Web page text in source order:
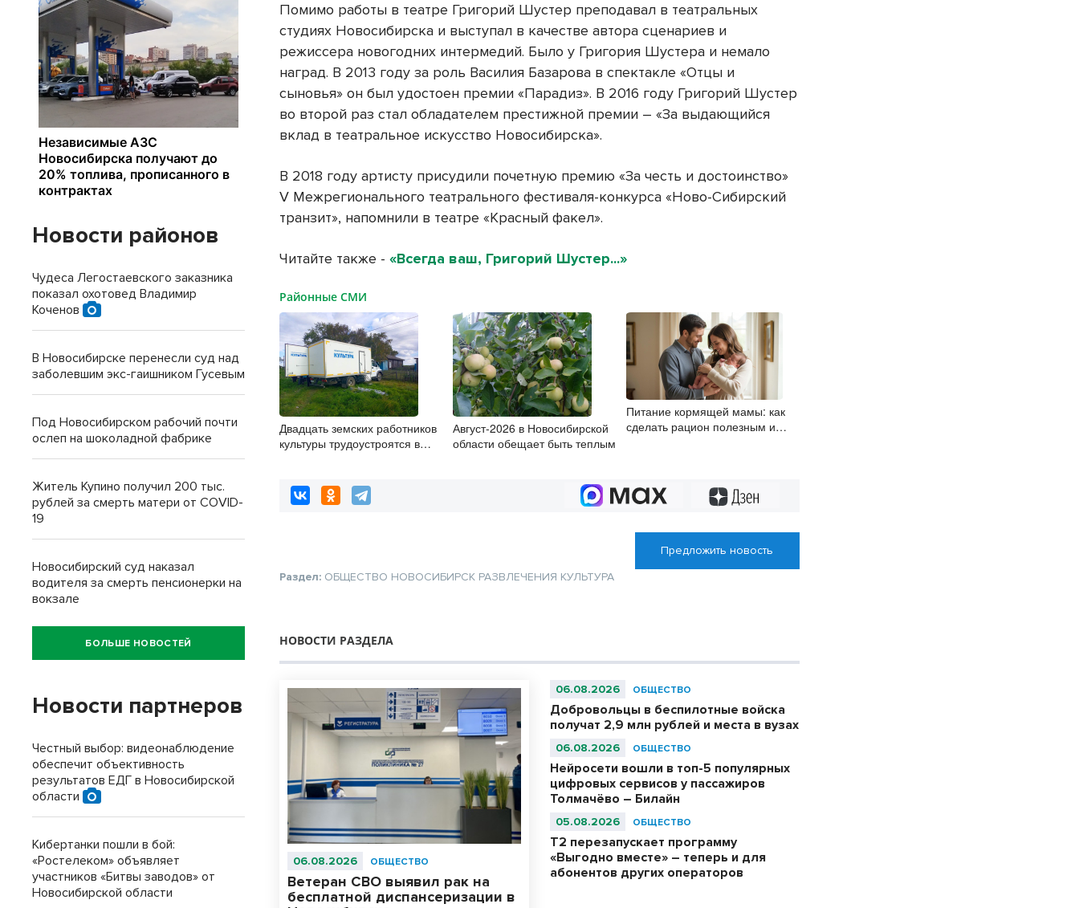
Помимо работы в театре Григорий Шустер преподавал в театральных
студиях Новосибирска и выступал в качестве автора сценариев и
режиссера новогодних интермедий. Было у Григория Шустера и немало
наград. В 2013 году за роль Василия Базарова в спектакле «Отцы и
сыновья» он был удостоен премии «Парадиз». В 2016 году Григорий Шустер
во второй раз стал обладателем престижной премии – «За выдающийся
вклад в театральное искусство Новосибирска».
В 2018 году артисту присудили почетную премию «За честь и достоинство»
V Межрегионального театрального фестиваля-конкурса «Ново-Сибирский
транзит», напомнили в театре «Красный факел».
Читайте также -«Всегда ваш, Григорий Шустер...»
Районные СМИ
Двадцать земских работников
культуры трудоустроятся в
Август-2026 в Новосибирской
области обещает быть теплым
Питание кормящей мамы: как
сделать рацион полезным и
Предложить новость
Раздел: ОБЩЕСТВО НОВОСИБИРСК РАЗВЛЕЧЕНИЯ КУЛЬТУРА
НОВОСТИ РАЗДЕЛА
06.08.2026 ОБЩЕСТВО
Ветеран СВО выявил рак на
бесплатной диспансеризации в
06.08.2026 ОБЩЕСТВО
Добровольцы в беспилотные войска
получат 2,9 млн рублей и места в вузах
06.08.2026 ОБЩЕСТВО
Нейросети вошли в топ-5 популярных
цифровых сервисов у пассажиров
Толмачёво – Билайн
05.08.2026 ОБЩЕСТВО
Т2 перезапускает программу
«Выгодно вместе» – теперь и для
абонентов других операторов
Новости районов
Чудеса Легостаевского заказника
показал охотовед Владимир
Коченов
В Новосибирске перенесли суд над
заболевшим экс-гаишником Гусевым
Под Новосибирском рабочий почти
ослеп на шоколадной фабрике
Житель Купино получил 200 тыс.
рублей за смерть матери от COVID-
19
Новосибирский суд наказал
водителя за смерть пенсионерки на
вокзале
БОЛЬШЕ НОВОСТЕЙ
Новости партнеров
Честный выбор: видеонаблюдение
обеспечит объективность
результатов ЕДГ в Новосибирской
области
Кибертанки пошли в бой:
«Ростелеком» объявляет
участников «Битвы заводов» от
Новосибирской области